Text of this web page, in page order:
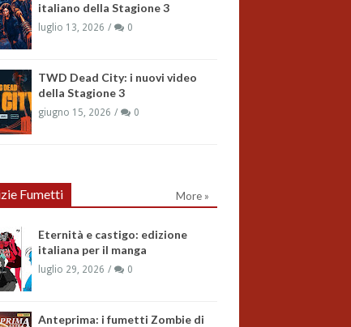
italiano della Stagione 3
luglio 13, 2026 0
TWD Dead City: i nuovi video
della Stagione 3
giugno 15, 2026 0
Fumetti More »
Eternità e castigo: edizione
italiana per il manga
luglio 29, 2026 0
Anteprima: i fumetti Zombie di